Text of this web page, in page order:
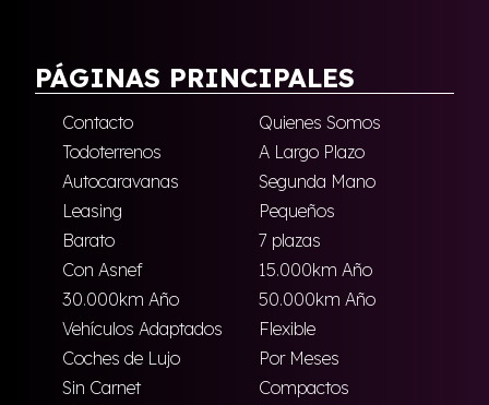
PÁGINAS PRINCIPALES
Contacto
Quienes Somos
Todoterrenos
A Largo Plazo
Autocaravanas
Segunda Mano
Leasing
Pequeños
Barato
7 plazas
Con Asnef
15.000km Año
30.000km Año
50.000km Año
Vehículos Adaptados
Flexible
Coches de Lujo
Por Meses
Sin Carnet
Compactos